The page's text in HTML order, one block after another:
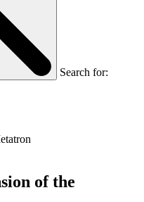
Search for:
of the